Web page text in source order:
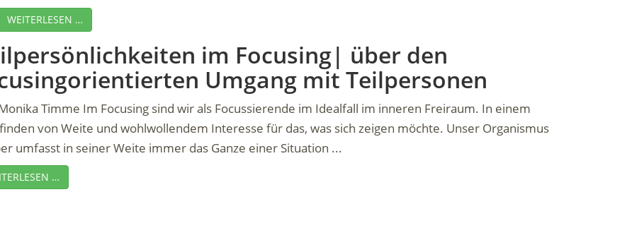
WEITERLESEN …
im Focusing| über den
Umgang mit Teilpersonen
Timme Im Focusing sind wir als Focussierende im Idealfall im inneren Freiraum. In einem
von Weite und wohlwollendem Interesse für das, was sich zeigen möchte. Unser Organismus
umfasst in seiner Weite immer das Ganze einer Situation ...
…